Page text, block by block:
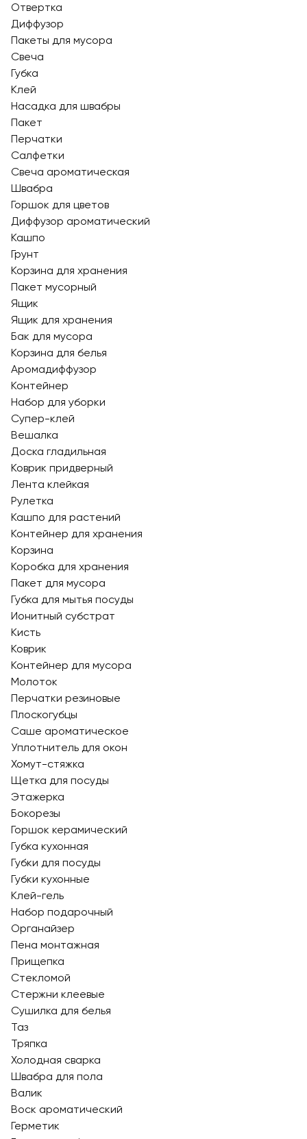
Отвертка
Диффузор
Пакеты для мусора
Свеча
Губка
Клей
Насадка для швабры
Пакет
Перчатки
Салфетки
Свеча ароматическая
Швабра
Горшок для цветов
Диффузор ароматический
Кашпо
Грунт
Корзина для хранения
Пакет мусорный
Ящик
Ящик для хранения
Бак для мусора
Корзина для белья
Аромадиффузор
Контейнер
Набор для уборки
Супер-клей
Вешалка
Доска гладильная
Коврик придверный
Лента клейкая
Рулетка
Кашпо для растений
Контейнер для хранения
Корзина
Коробка для хранения
Пакет для мусора
Губка для мытья посуды
Ионитный субстрат
Кисть
Коврик
Контейнер для мусора
Молоток
Перчатки резиновые
Плоскогубцы
Саше ароматическое
Уплотнитель для окон
Хомут-стяжка
Щетка для посуды
Этажерка
Бокорезы
Горшок керамический
Губка кухонная
Губки для посуды
Губки кухонные
Клей-гель
Набор подарочный
Органайзер
Пена монтажная
Прищепка
Стекломой
Стержни клеевые
Сушилка для белья
Таз
Тряпка
Холодная сварка
Швабра для пола
Валик
Воск ароматический
Герметик